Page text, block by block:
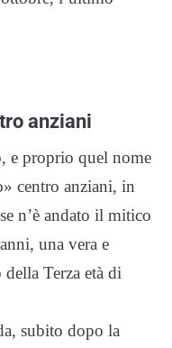
anziani
e proprio quel nome
centro anziani, in
n’è andato il mitico
una vera e
Terza età di
subito dopo la